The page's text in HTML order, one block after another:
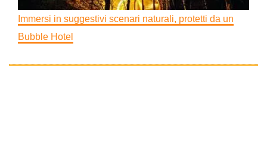
Immersi in suggestivi scenari naturali, protetti da un
Bubble Hotel